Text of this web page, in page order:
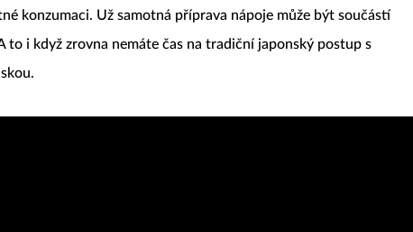
konzumaci. Už samotná příprava nápoje může být součástí
to i když zrovna nemáte čas na tradiční japonský postup s